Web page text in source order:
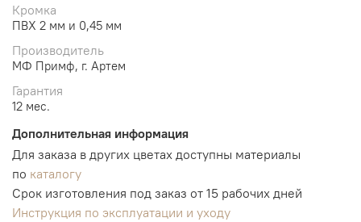
Кромка
ПВХ 2 мм и 0,45 мм
Производитель
МФ Примф, г. Артем
Гарантия
12 мес.
Дополнительная информация
Для заказа в других цветах доступны материалы
по каталогу
Срок изготовления под заказ от 15 рабочих дней
Инструкция по эксплуатации и уходу